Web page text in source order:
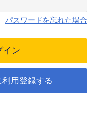
パスワードを忘れた場合
用登録する